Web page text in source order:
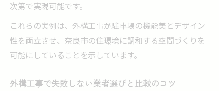
外構工事で工事延長リスクを抑える準備方
外構コンクリート駐車場の費用内訳を正し
く理解
策
次第で実現可能です。
これらの実例は、外構工事が駐車場の機能美とデザイン
性を両立させ、奈良市の住環境に調和する空間づくりを
可能にしていることを示しています。
外構工事で失敗しない業者選びと比較のコツ